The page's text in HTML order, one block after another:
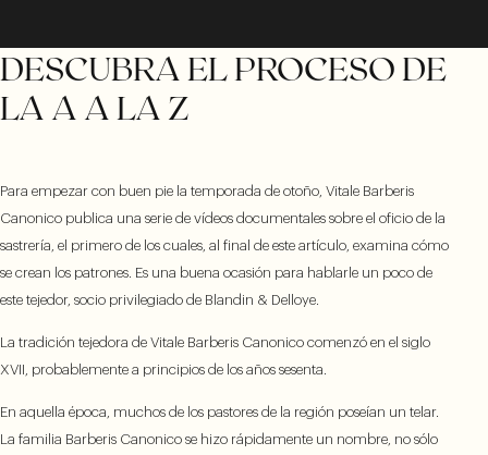
DESCUBRA EL PROCESO DE
LA A A LA Z
Para empezar con buen pie la temporada de otoño, Vitale Barberis
Canonico publica una serie de vídeos documentales sobre el oficio de la
sastrería, el primero de los cuales, al final de este artículo, examina cómo
se crean los patrones. Es una buena ocasión para hablarle un poco de
este tejedor, socio privilegiado de Blandin & Delloye.
La tradición tejedora de Vitale Barberis Canonico comenzó en el siglo
XVII, probablemente a principios de los años sesenta.
En aquella época, muchos de los pastores de la región poseían un telar.
La familia Barberis Canonico se hizo rápidamente un nombre, no sólo